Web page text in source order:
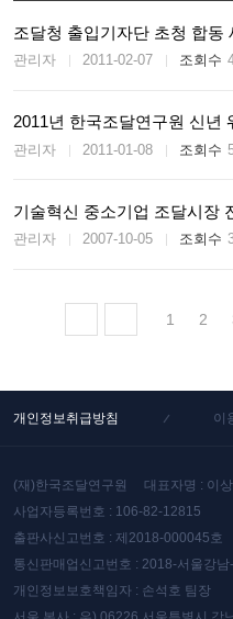
조달청 출입기자단 초청 합동
관리자 2011-02-07
2011년 한국조달연구원 신년
관리자 2011-01-08
기술혁신 중소기업 조달시장
관리자 2007-10-05
처음페이지로
가기
이전페이지로
가기
1 2
개인정보취급방침 이
(재)한국조달연구원
대표자명 : 이
사업자등록번호 : 106-82-12815
출판사신고번호 : 제2018-000045호
통신판매업신고번호 : 2018-서울강
개인정보보호책임자 : 손석호 팀장